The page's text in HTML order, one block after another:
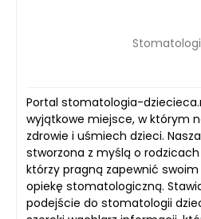
Portal stomatologia-
wyjątkowe miejsce, w którym
zdrowie i uśmiech dzieci.
stworzona z myślą o
którzy pragną zapewnić
opiekę stomatologiczną.
podejście do stomatologii